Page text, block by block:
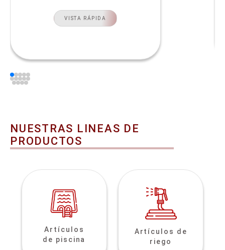
VISTA RÁPIDA
NUESTRAS LINEAS DE
PRODUCTOS
Artículos
de piscina
Artículos de
riego